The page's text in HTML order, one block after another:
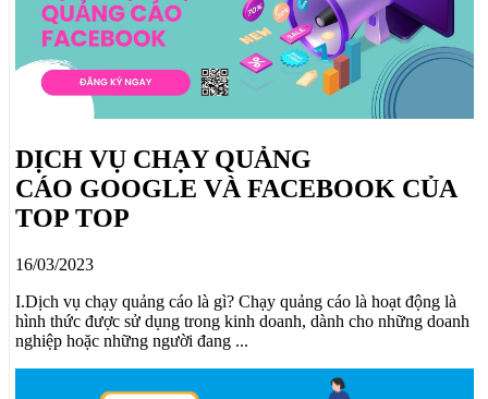
DỊCH VỤ CHẠY QUẢNG
CÁO GOOGLE VÀ FACEBOOK CỦA
TOP TOP
16/03/2023
I.Dịch vụ chạy quảng cáo là gì? Chạy quảng cáo là hoạt động là
hình thức được sử dụng trong kinh doanh, dành cho những doanh
nghiệp hoặc những người đang ...